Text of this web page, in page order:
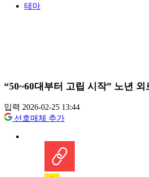
테마
“50~60대부터 고립 시작” 노년 외
입력 2026-02-25 13:44
선호매체 추가